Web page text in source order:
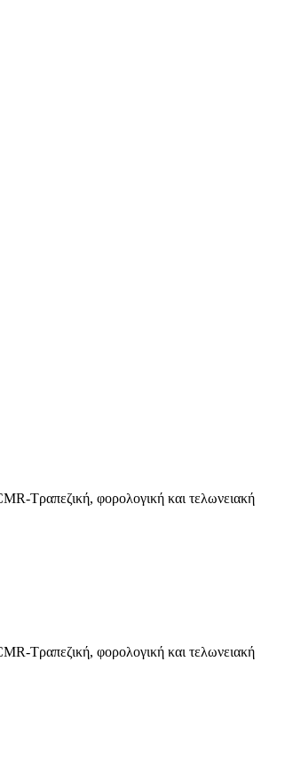
Τραπεζική, φορολογική και τελωνειακή
Τραπεζική, φορολογική και τελωνειακή